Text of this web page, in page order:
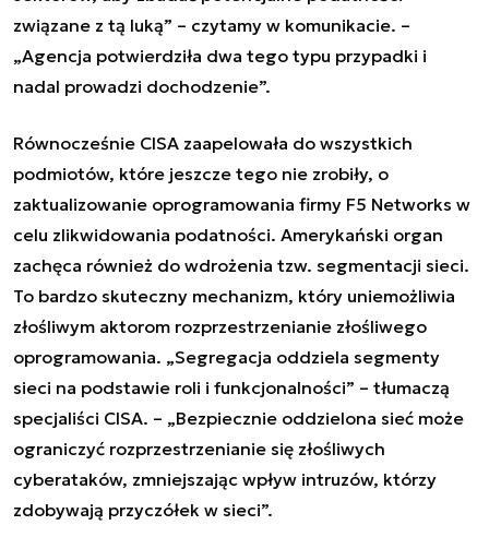
związane z tą luką” – czytamy w komunikacie. –
„Agencja potwierdziła dwa tego typu przypadki i
nadal prowadzi dochodzenie”.
Równocześnie CISA zaapelowała do wszystkich
podmiotów, które jeszcze tego nie zrobiły, o
zaktualizowanie oprogramowania firmy F5 Networks w
celu zlikwidowania podatności. Amerykański organ
zachęca również do wdrożenia tzw. segmentacji sieci.
To bardzo skuteczny mechanizm, który uniemożliwia
złośliwym aktorom rozprzestrzenianie złośliwego
oprogramowania. „Segregacja oddziela segmenty
sieci na podstawie roli i funkcjonalności” – tłumaczą
specjaliści CISA. – „Bezpiecznie oddzielona sieć może
ograniczyć rozprzestrzenianie się złośliwych
cyberataków, zmniejszając wpływ intruzów, którzy
zdobywają przyczółek w sieci”.